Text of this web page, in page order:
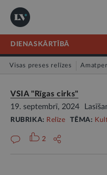
DIENASKĀRTĪBĀ
Visas preses relīzes
VSIA "Rīgas cirks"
19. septembrī, 2024
RUBRIKA: Relīze TĒMA:
2